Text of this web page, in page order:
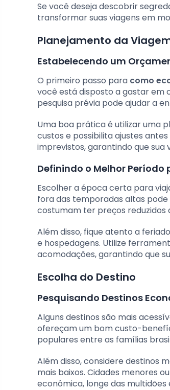
Se você deseja descobrir
transformar suas viagens em
Planejamento da
Estabelecendo um
O primeiro passo para como
você está disposto a gastar em
pesquisa prévia pode ajudar a
Uma boa prática é utilizar uma
custos e possibilita ajustes
imprevistos, garantindo que sua
Definindo o Melhor Período
Escolher a época certa para
fora das temporadas altas
costumam ter preços reduzidos
Além disso, fique atento a
e hospedagens. Utilize
acomodações, garantindo que
Escolha do Destino
Pesquisando Destinos
Alguns destinos são mais
ofereçam um bom custo-
populares entre as famílias
Além disso, considere destinos
mais baixos. Cidades menores
econômica, longe das